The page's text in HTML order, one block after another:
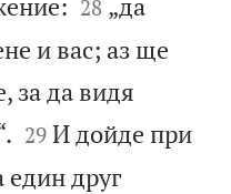
28
и вас; аз ще
за да видя


29 И дойде при
един друг